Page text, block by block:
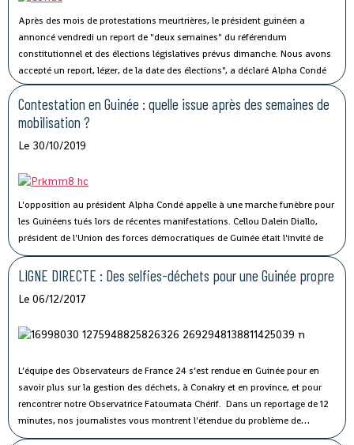
Après des mois de protestations meurtrières, le président guinéen a
annoncé vendredi un report de "deux semaines" du référendum
constitutionnel et des élections législatives prévus dimanche. Nous avons
accepté un report, léger, de la date des élections", a déclaré Alpha Condé
dans une intervention à la télévision nationale.
Contestation en Guinée : quelle issue après des semaines de
mobilisation ?
Le 30/10/2019
L'opposition au président Alpha Condé appelle à une marche funèbre pour
les Guinéens tués lors de récentes manifestations. Cellou Dalein Diallo,
président de l'Union des forces démocratiques de Guinée était l'invité de
France 24.
LIGNE DIRECTE : Des selfies-déchets pour une Guinée propre
Le 06/12/2017
L’équipe des Observateurs de France 24 s’est rendue en Guinée pour en
savoir plus sur la gestion des déchets, à Conakry et en province, et pour
rencontrer notre Observatrice Fatoumata Chérif. Dans un reportage de 12
minutes, nos journalistes vous montrent l'étendue du problème de
salubrité publique, mais surtout les solutions portées par la jeunesse.